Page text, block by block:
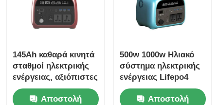
145Ah καθαρά κινητά
σταθμοί ηλεκτρικής
ενέργειας, αξιόπιστες
πολλαπλές θύρες
φόρτισης Σύστημα
Αποστολή
500w 1000w Ηλιακό
σύστημα ηλεκτρικής
ενέργειας Lifepo4
Αποθήκευση
ενέργειας Φορητό
Αποστολή